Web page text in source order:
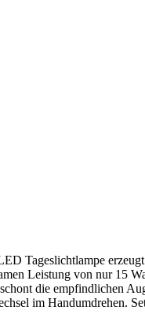
Tageslichtlampe
Leistung von nur 15
die empfindlichen
im Handumdrehen.